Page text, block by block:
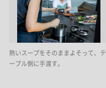
熱いスープをそのままよそって、テ
ーブル側に手渡す。